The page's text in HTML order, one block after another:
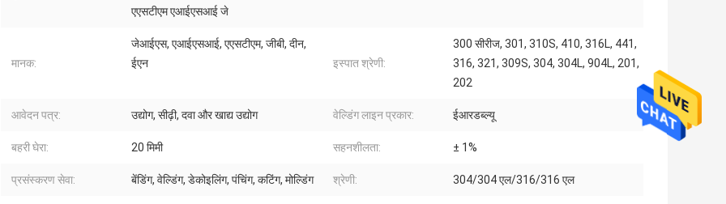
एएसटीएम एआईएसआई जे
मानक:
जेआईएस, एआईएसआई, एएसटीएम, जीबी, दीन,
ईएन
इस्पात श्रेणी:
300 सीरीज, 301, 310S, 410, 316L, 441,
316, 321, 309S, 304, 304L, 904L, 201,
202
आवेदन पत्र: उद्योग, सीढ़ी, दवा और खाद्य उद्योग वेल्डिंग लाइन प्रकार: ईआरडब्ल्यू
बहरी घेरा: 20 मिमी सहनशीलता: ± 1%
प्रसंस्करण सेवा: बेंडिंग, वेल्डिंग, डेकोइलिंग, पंचिंग, कटिंग, मोल्डिंग श्रेणी: 304/304 एल/316/316 एल